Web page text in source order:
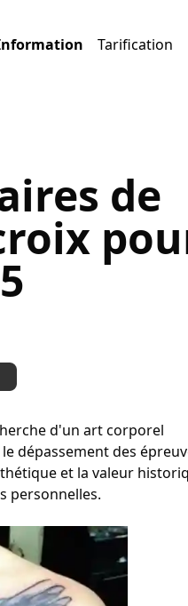
Tarification
de
d'un art corporel
dépassement des
et la valeur
personnelles.